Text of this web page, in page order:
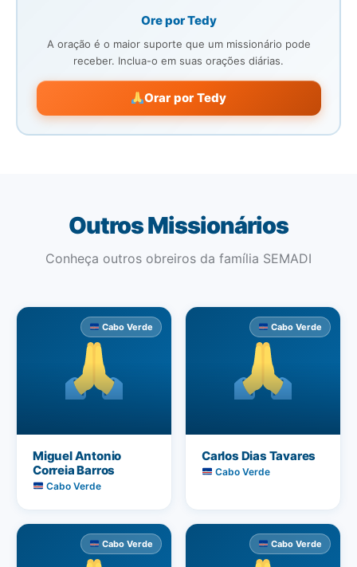
Ore por Tedy
A oração é o maior suporte que um missionário pode
receber. Inclua-o em suas orações diárias.
Orar por Tedy
Outros Missionários
Conheça outros obreiros da família SEMADI
Cabo Verde
Miguel Antonio
Correia Barros
Cabo Verde
Cabo Verde
Carlos Dias Tavares
Cabo Verde
Cabo Verde Cabo Verde